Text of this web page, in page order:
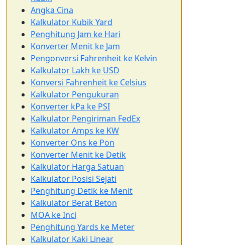
Angka Cina
Kalkulator Kubik Yard
Penghitung Jam ke Hari
Konverter Menit ke Jam
Pengonversi Fahrenheit ke Kelvin
Kalkulator Lakh ke USD
Konversi Fahrenheit ke Celsius
Kalkulator Pengukuran
Konverter kPa ke PSI
Kalkulator Pengiriman FedEx
Kalkulator Amps ke KW
Konverter Ons ke Pon
Konverter Menit ke Detik
Kalkulator Harga Satuan
Kalkulator Posisi Sejati
Penghitung Detik ke Menit
Kalkulator Berat Beton
MOA ke Inci
Penghitung Yards ke Meter
Kalkulator Kaki Linear